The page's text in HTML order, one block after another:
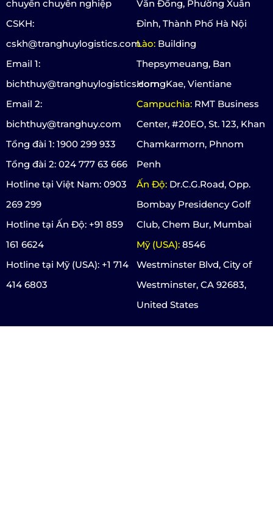
chuyển chuyên nghiệp
CSKH:
cskh@tranghuylogistics.com
Email 1:
bichthuy@tranghuylogistics.com
Email 2:
bichthuy@tranghuy.com
Tổng đài 1: 1900 299 933
Tổng đài 2: 024 777 63 666
Hotline tại Việt Nam: 0903
269 299
Hotline tại Ấn Độ: +91 859
161 6624
Hotline tại Mỹ (USA): +1 714
414 6803
Văn Đồng, Phường Xuân
Đỉnh, Thành Phố Hà Nội
Lào: Building
Thepsymeuang, Ban
HorngKae, Vientiane
Campuchia: RMT Business
Center, #20EO, St. 123, Khan
Chamkarmorn, Phnom
Penh
Ấn Độ: Dr.C.G.Road, Opp.
Bombay Presidency Golf
Club, Chem Bur, Mumbai
Mỹ (USA): 8546
Westminster Blvd, City of
Westminster, CA 92683,
United States